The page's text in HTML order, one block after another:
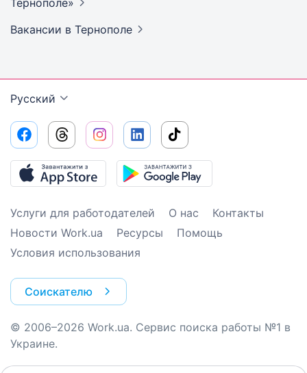
Тернополе»
Вакансии в Тернополе
Русский
Услуги для работодателей О нас
Контакты
Новости Work.ua
Ресурсы
Помощь
Условия использования
Соискателю
© 2006–2026 Work.ua. Сервис поиска работы №1 в
Украине.